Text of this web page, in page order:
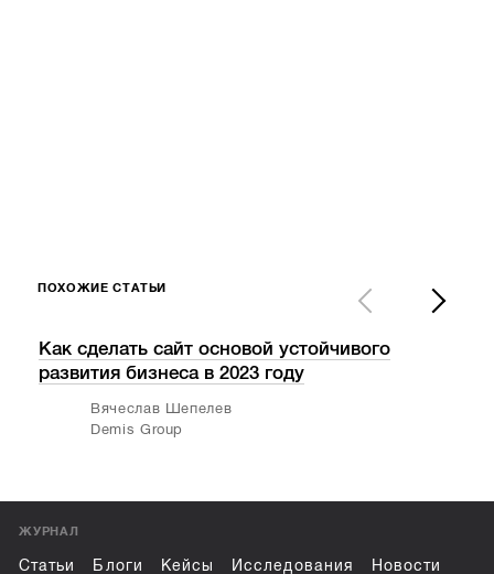
ПОХОЖИЕ СТАТЬИ
Как сделать сайт основой устойчивого
развития бизнеса в 2023 году
Вячеслав Шепелев
Demis Group
ЖУРНАЛ
Статьи Блоги Кейсы Исследования Новости